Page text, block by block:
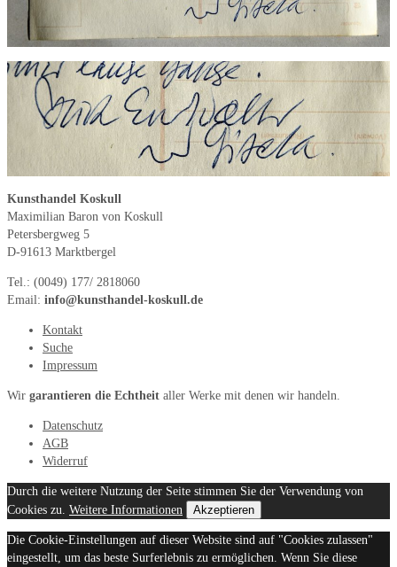
Kunsthandel Koskull
Maximilian Baron von Koskull
Petersbergweg 5
D-91613 Marktbergel
Tel.: (0049) 177/ 2818060
Email: info@kunsthandel-koskull.de
Kontakt
Suche
Impressum
Wir garantieren die Echtheit aller Werke mit denen wir handeln.
Datenschutz
AGB
Widerruf
Durch die weitere Nutzung der Seite stimmen Sie der Verwendung von
Cookies zu. Weitere Informationen Akzeptieren
Die Cookie-Einstellungen auf dieser Website sind auf "Cookies zulassen"
eingestellt, um das beste Surferlebnis zu ermöglichen. Wenn Sie diese